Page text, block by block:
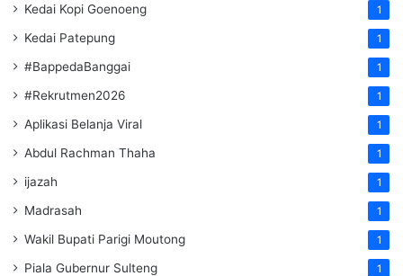
Kedai Kopi Goenoeng 1
Kedai Patepung 1
#BappedaBanggai 1
#Rekrutmen2026 1
Aplikasi Belanja Viral 1
Abdul Rachman Thaha 1
ijazah 1
Madrasah 1
Wakil Bupati Parigi Moutong 1
Piala Gubernur Sulteng 1